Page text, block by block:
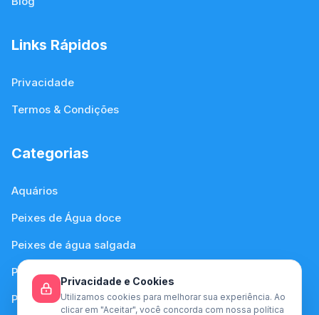
Links Rápidos
Privacidade
Termos & Condições
Categorias
Aquários
Peixes de Água doce
Peixes de água salgada
Plantas de Água Doce
Plantas de Água Salgada
Privacidade e Cookies
Utilizamos cookies para melhorar sua experiência. Ao
clicar em "Aceitar", você concorda com nossa política